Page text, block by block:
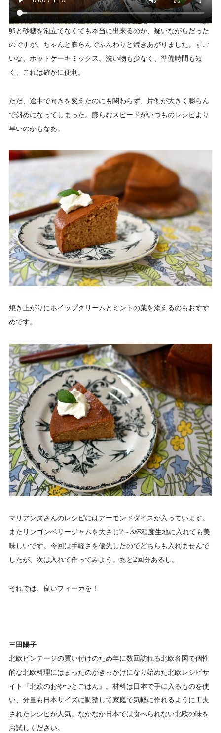
卵と砂糖を泡立てなくても本当に出来るのか、疑いながらだった
のですが、ちゃんと膨らんでふんわりと焼きあがりました。すご
いな、ホットケーキミックス。洗い物も少なく、準備時間も短
く、これは確かに便利。
ただ、途中で向きを変えたのにも関わらず、片側が大きく膨らん
で斜めになってしまった。膨らむスピードがいつものレシピより
早いのかもなあ。
焼き上がりにホイップクリームとミントの葉を添えるのもおすす
めです。
マリアンヌさんのレシピにはアーモンドダイスが入っています。
またリンゴンベリージャムを大さじ2～3杯程度生地に入れても美
味しいです。今回は手軽さを優先したのでどちらも入れませんで
したが、次は入れて作ってみよう。あと2回分あるし。
それでは、良いフィーカを！
三田陽子
北欧ビンテージの買い付けのため年に数回訪れる北欧各国で個性
的な北欧料理にはまったのがきっかけになり始めた北欧レシピサ
イト『北欧のおやつとごはん』。材料は日本で手に入るものを使
い、分量も日本サイズに調整して家庭で気軽に作れるように工夫
されたレシピが人気。なかなか日本では食べられない北欧の味を
お試しください。